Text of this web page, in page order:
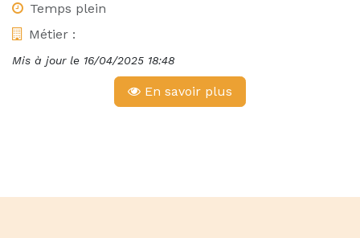
Temps plein
Métier :
Mis à jour le 16/04/2025 18:48
En savoir plus